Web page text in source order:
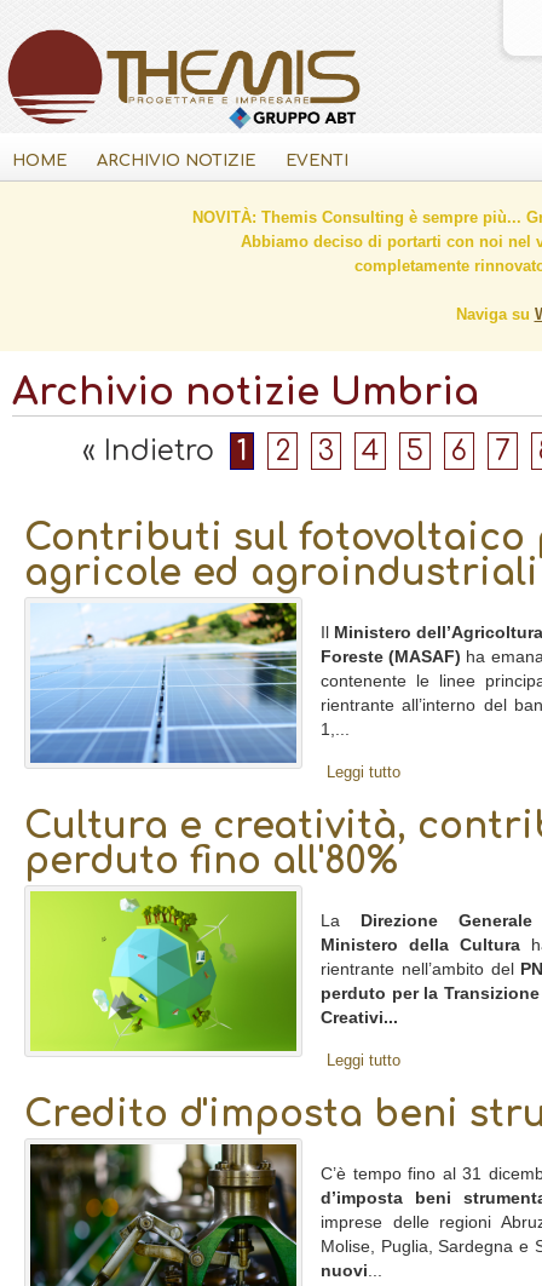
HOME ARCHIVIO NOTIZIE EVENTI
NOVITÀ: Themis Consulting è sempre più...
Abbiamo deciso di portarti con noi nel
completamente
Naviga su
Archivio notizie Umbria
« Indietro 1 2 3 4 5 6 7
Contributi sul fotovoltaico
agricole ed agroindustriali
Ministero
Foreste (MASAF) ha
contenente le linee
rientrante all’interno del
1,...
Leggi tutto
Cultura e creatività,
perduto fino all'80%
La
Direzione
Ministero della Cultura
rientrante nell’ambito del
perduto per la
Creativi...
Leggi tutto
Credito d'imposta beni
C’è tempo fino al 31
d’imposta beni
imprese delle regioni
Molise, Puglia, Sardegna e
nuovi...